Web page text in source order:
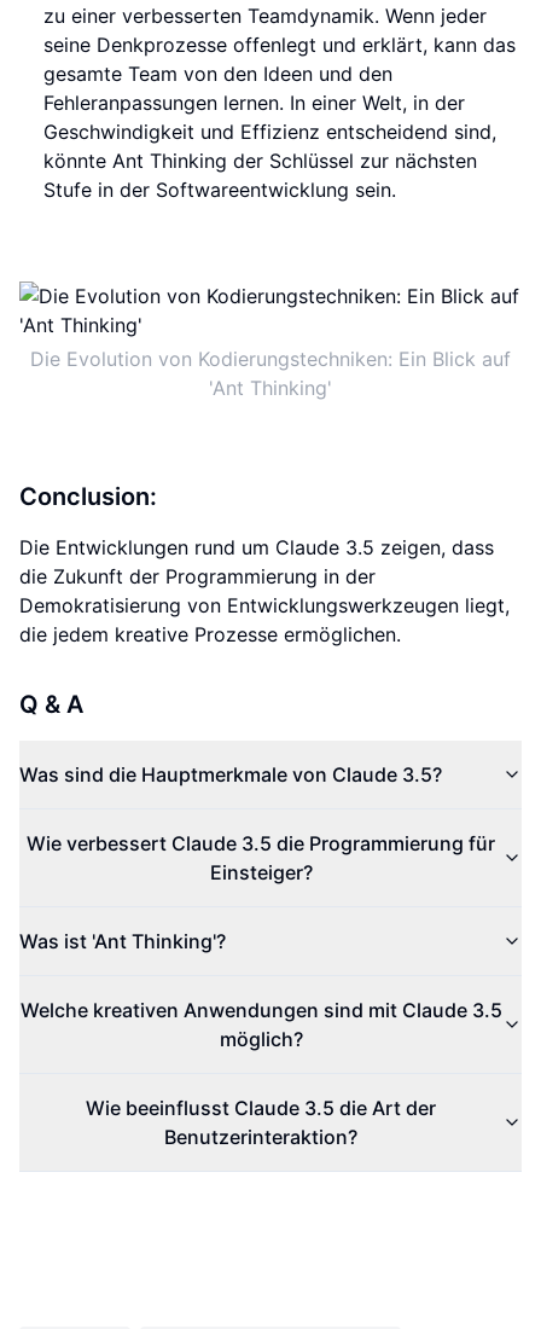
zu einer verbesserten Teamdynamik. Wenn jeder
seine Denkprozesse offenlegt und erklärt, kann das
gesamte Team von den Ideen und den
Fehleranpassungen lernen. In einer Welt, in der
Geschwindigkeit und Effizienz entscheidend sind,
könnte Ant Thinking der Schlüssel zur nächsten
Stufe in der Softwareentwicklung sein.
Die Evolution von Kodierungstechniken: Ein Blick auf
'Ant Thinking'
Conclusion:
Die Entwicklungen rund um Claude 3.5 zeigen, dass
die Zukunft der Programmierung in der
Demokratisierung von Entwicklungswerkzeugen liegt,
die jedem kreative Prozesse ermöglichen.
Q & A
Was sind die Hauptmerkmale von Claude 3.5?
Wie verbessert Claude 3.5 die Programmierung für
Einsteiger?
Was ist 'Ant Thinking'?
Welche kreativen Anwendungen sind mit Claude 3.5
möglich?
Wie beeinflusst Claude 3.5 die Art der
Benutzerinteraktion?